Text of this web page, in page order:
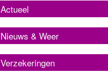
Actueel
Nieuws & Weer
Verzekeringen